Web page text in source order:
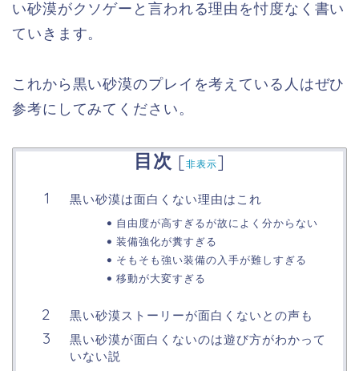
い砂漠がクソゲーと言われる理由を忖度なく書い
ていきます。
これから黒い砂漠のプレイを考えている人はぜひ
参考にしてみてください。
目次 [非表示]
黒い砂漠は面白くない理由はこれ
自由度が高すぎるが故によく分からない
装備強化が糞すぎる
そもそも強い装備の入手が難しすぎる
移動が大変すぎる
黒い砂漠ストーリーが面白くないとの声も
黒い砂漠が面白くないのは遊び方がわかって
いない説